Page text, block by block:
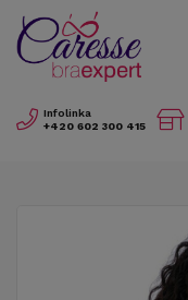
Infolinka
+420 602 300 415